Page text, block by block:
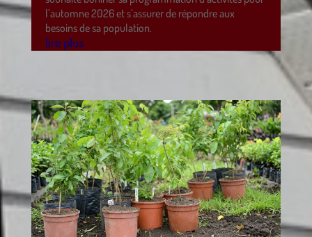
l’automne 2026 et s’assurer de répondre aux
besoins de sa population.
lire plus